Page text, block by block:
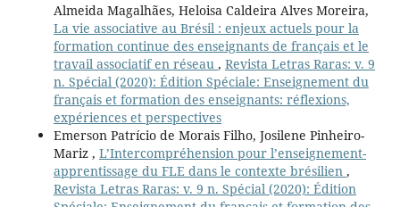
Almeida Magalhães, Heloisa Caldeira Alves Moreira,
La vie associative au Brésil : enjeux actuels pour la
formation continue des enseignants de français et le
travail associatif en réseau , Revista Letras Raras: v. 9
n. Spécial (2020): Édition Spéciale: Enseignement du
français et formation des enseignants: réflexions,
expériences et perspectives
Emerson Patrício de Morais Filho, Josilene Pinheiro-
Mariz , L’Intercompréhension pour l’enseignement-
apprentissage du FLE dans le contexte brésilien ,
Revista Letras Raras: v. 9 n. Spécial (2020): Édition